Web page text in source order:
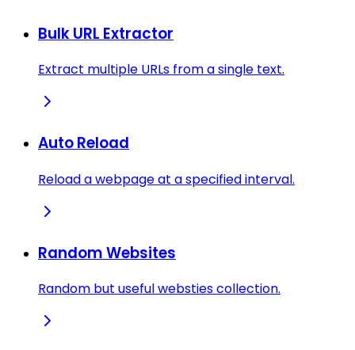
Bulk URL Extractor
Extract multiple URLs from a single text.
Auto Reload
Reload a webpage at a specified interval.
Random Websites
Random but useful websties collection.